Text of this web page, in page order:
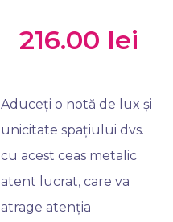
216.00 lei
Aduceți o notă de lux și
unicitate spațiului dvs.
cu acest ceas metalic
atent lucrat, care va
atrage atenția